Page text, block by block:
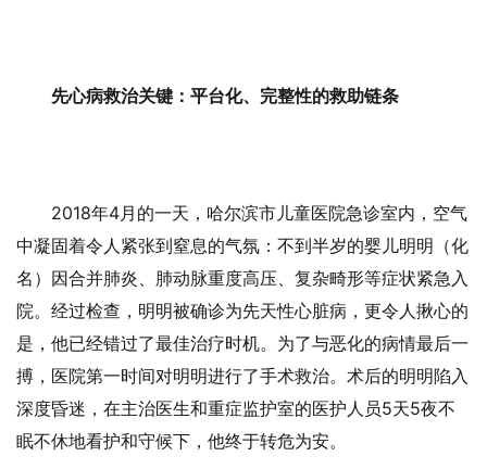
先心病救治关键：平台化、完整性的救助链条
2018年4月的一天，哈尔滨市儿童医院急诊室内，空气
中凝固着令人紧张到窒息的气氛：不到半岁的婴儿明明（化
名）因合并肺炎、肺动脉重度高压、复杂畸形等症状紧急入
院。经过检查，明明被确诊为先天性心脏病，更令人揪心的
是，他已经错过了最佳治疗时机。为了与恶化的病情最后一
搏，医院第一时间对明明进行了手术救治。术后的明明陷入
深度昏迷，在主治医生和重症监护室的医护人员5天5夜不
眠不休地看护和守候下，他终于转危为安。